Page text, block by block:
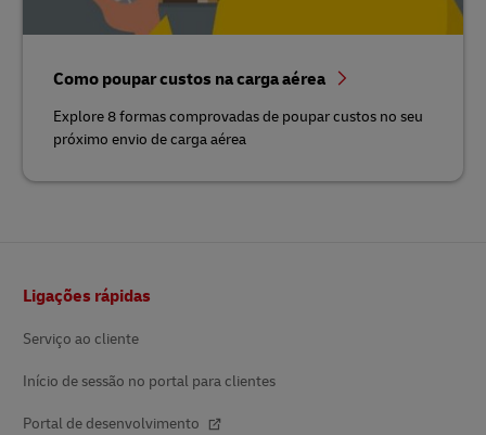
Como poupar custos na carga aérea
Explore 8 formas comprovadas de poupar custos no seu
próximo envio de carga aérea
Ligações rápidas
Serviço ao cliente
Início de sessão no portal para clientes
Portal de desenvolvimento